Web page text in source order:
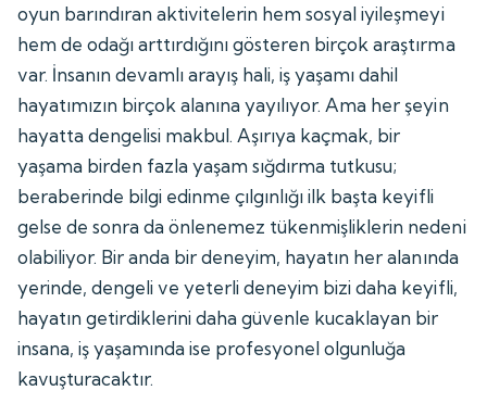
oyun barındıran aktivitelerin hem sosyal iyileşmeyi
hem de odağı arttırdığını gösteren birçok araştırma
var. İnsanın devamlı arayış hali, iş yaşamı dahil
hayatımızın birçok alanına yayılıyor. Ama her şeyin
hayatta dengelisi makbul. Aşırıya kaçmak, bir
yaşama birden fazla yaşam sığdırma tutkusu;
beraberinde bilgi edinme çılgınlığı ilk başta keyifli
gelse de sonra da önlenemez tükenmişliklerin nedeni
olabiliyor. Bir anda bir deneyim, hayatın her alanında
yerinde, dengeli ve yeterli deneyim bizi daha keyifli,
hayatın getirdiklerini daha güvenle kucaklayan bir
insana, iş yaşamında ise profesyonel olgunluğa
kavuşturacaktır.